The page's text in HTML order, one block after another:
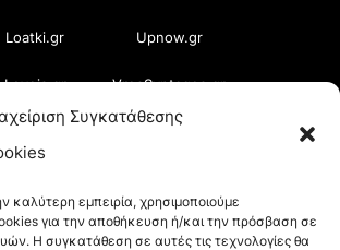
Συγκατάθεσης
καλύτερη εμπειρία, χρησιμοποιούμε
για την αποθήκευση ή/και την πρόσβαση σε
Η συγκατάθεση σε αυτές τις τεχνολογίες θα
Loatki.gr Upnow.gr
Loveis.gr VresSyntages.gr
Xristianika.gr
ZoumeSpiti.gr